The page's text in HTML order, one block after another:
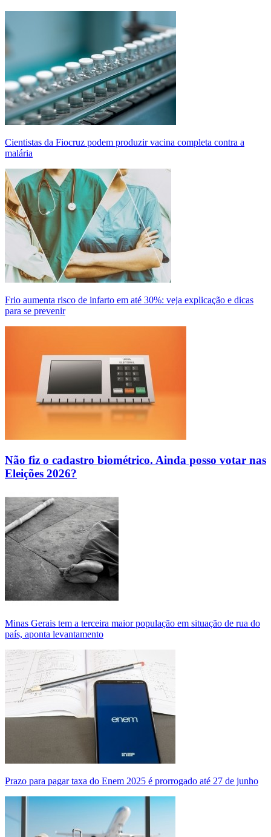
Cientistas da Fiocruz podem produzir vacina completa contra a
malária
Frio aumenta risco de infarto em até 30%: veja explicação e dicas
para se prevenir
Não fiz o cadastro biométrico. Ainda posso votar nas
Eleições 2026?
Minas Gerais tem a terceira maior população em situação de rua do
país, aponta levantamento
Prazo para pagar taxa do Enem 2025 é prorrogado até 27 de junho